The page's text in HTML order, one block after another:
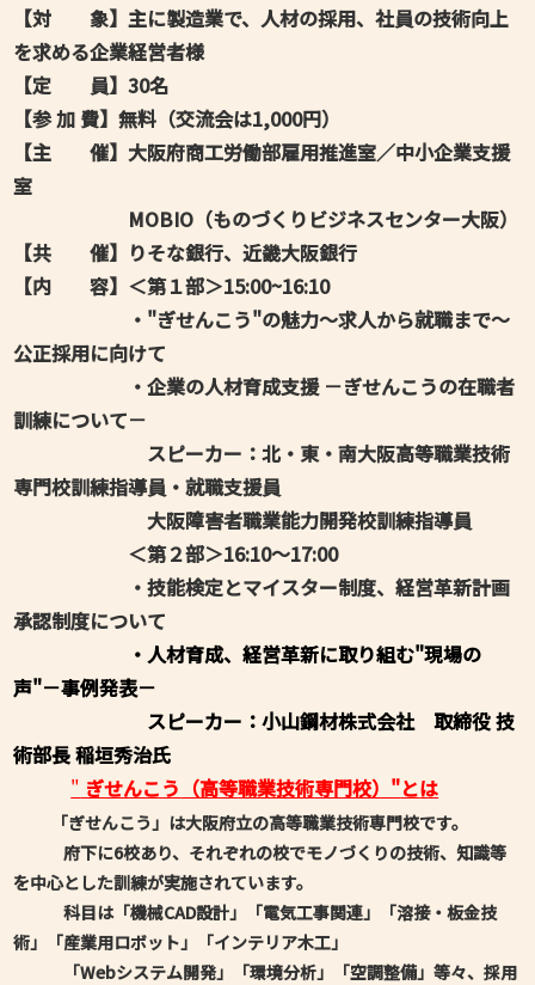
【対 象】主に製造業で、人材の採用、社員の技術向上
を求める企業経営者様
【定 員】30名
【参 加 費】無料（交流会は1,000円）
【主 催】大阪府商工労働部雇用推進室／中小企業支援
室
MOBIO（ものづくりビジネスセンター大阪）
【共 催】りそな銀行、近畿大阪銀行
【内 容】＜第１部＞15:00~16:10
・"ぎせんこう"の魅力～求人から就職まで～
公正採用に向けて
・企業の人材育成支援 －ぎせんこうの在職者
訓練について－
スピーカー：北・東・南大阪高等職業技術
専門校訓練指導員・就職支援員
大阪障害者職業能力開発校訓練指導員
＜第２部＞16:10～17:00
・技能検定とマイスター制度、経営革新計画
承認制度について
・人材育成、経営革新に取り組む"現場の
声"－事例発表－
スピーカー：小山鋼材株式会社 取締役 技
術部長 稲垣秀治氏
" ぎせんこう （高等職業技術専門校）"とは
「ぎせんこう」は大阪府立の高等職業技術専門校です。
府下に6校あり、それぞれの校でモノづくりの技術、知識等
を中心とした訓練が実施されています。
科目は「機械CAD設計」「電気工事関連」「溶接・板金技
術」「産業用ロボット」「インテリア木工」
「Webシステム開発」「環境分析」「空調整備」等々、採用